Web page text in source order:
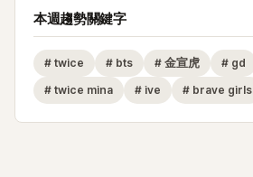
本週趨勢關鍵字
# twice # bts # 金宣虎 # gd
# twice mina # ive # brave girls